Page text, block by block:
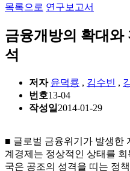
목록으로 연구보고서
금융개방의 확대와
석
저자 윤덕룡 , 김수빈 ,
번호13-04
작성일 2014-01-29
■ 글로벌 금융위기가 발생한
계경제는 정상적인 상태를
국은 공조의 성격을 띠는 정